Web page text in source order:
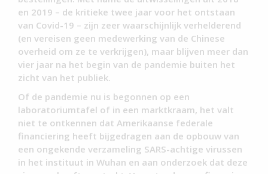
en 2019 – de kritieke twee jaar voor het ontstaan
van Covid-19 – zijn zeer waarschijnlijk verhelderend
(en vereisen geen medewerking van de Chinese
overheid om ze te verkrijgen), maar blijven meer dan
vier jaar na het begin van de pandemie buiten het
zicht van het publiek.
Of de pandemie nu is begonnen op een
laboratoriumtafel of in een marktkraam, het valt
niet te ontkennen dat Amerikaanse federale
financiering heeft bijgedragen aan de opbouw van
een ongekende verzameling SARS-achtige virussen
in het instituut in Wuhan en aan onderzoek dat deze